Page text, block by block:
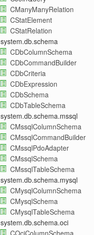
CManyManyRelation
CStatElement
CStatRelation
system.db.schema
CDbColumnSchema
CDbCommandBuilder
CDbCriteria
CDbExpression
CDbSchema
CDbTableSchema
system.db.schema.mssql
CMssqlColumnSchema
CMssqlCommandBuilder
CMssqlPdoAdapter
CMssqlSchema
CMssqlTableSchema
system.db.schema.mysql
CMysqlColumnSchema
CMysqlSchema
CMysqlTableSchema
system.db.schema.oci